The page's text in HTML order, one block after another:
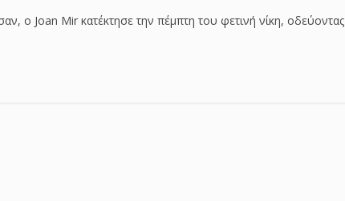
ο Joan Mir κατέκτησε την πέμπτη του φετινή νίκη, οδεύοντας